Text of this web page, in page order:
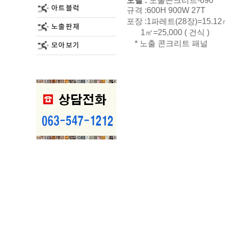
아트블럭
노출판재
모아보기
규격 :600H 900W 27T
포장 :1파레트(28장)=15.12
1㎡=25,000 ( 건식
* 노출 콘크리트 패널